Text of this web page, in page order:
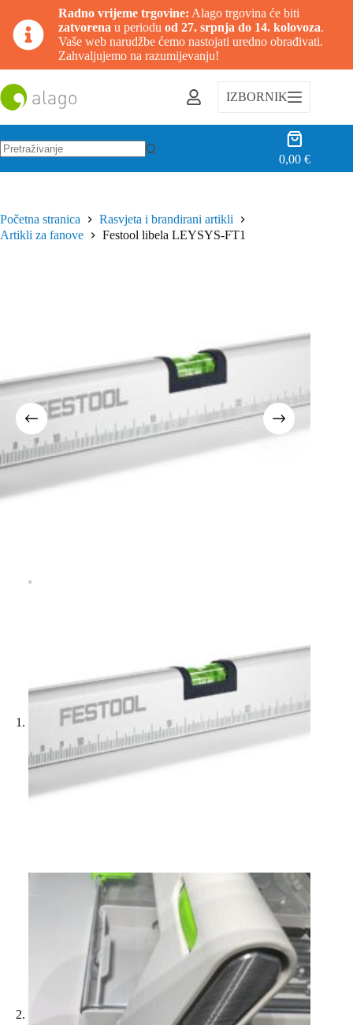
Radno vrijeme trgovine: Alago trgovina će biti
zatvorena u periodu od 27. srpnja do 14. kolovoza.
Vaše web narudžbe ćemo nastojati uredno obrađivati.
Zahvaljujemo na razumijevanju!
na
sadržaj
IZBORNIK
Košarica
0,00€
Početna stranica
Rasvjeta i brandirani artikli
Artikli za fanove
Festool libela LEYSYS-FT1